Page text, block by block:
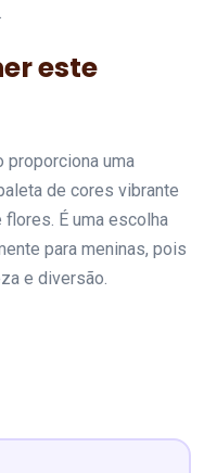
este
proporciona uma
de cores vibrante
É uma escolha
para meninas, pois
e diversão.